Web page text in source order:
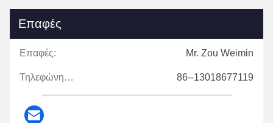
Επαφές
Επαφές: Mr. Zou Weimin
Τηλεφώνημα: 86--13018677119